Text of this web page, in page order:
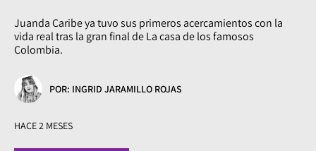
Juanda Caribe ya tuvo sus primeros acercamientos con la
vida real tras la gran final de La casa de los famosos
Colombia.
POR: INGRID JARAMILLO ROJAS
HACE 2 MESES